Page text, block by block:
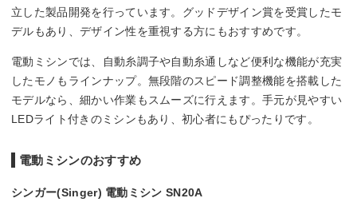
立した製品開発を行っています。グッドデザイン賞を受賞したモ
デルもあり、デザイン性を重視する方にもおすすめです。
電動ミシンでは、自動糸調子や自動糸通しなど便利な機能が充実
したモノもラインナップ。無段階のスピード調整機能を搭載した
モデルなら、細かい作業もスムーズに行えます。手元が見やすい
LEDライト付きのミシンもあり、初心者にもぴったりです。
電動ミシンのおすすめ
シンガー(Singer) 電動ミシン SN20A